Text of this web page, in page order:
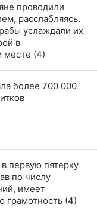
проводили
расслабляясь.
услаждали их
в
месте (4)
более 700 000
первую пятерку
по числу
имеет
грамотность (4)